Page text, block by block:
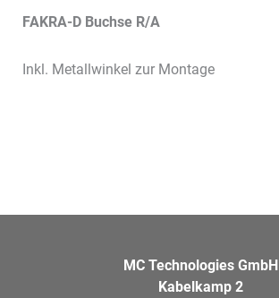
FAKRA-D Buchse R/A
Inkl. Metallwinkel zur Montage
MC Technologies GmbH
Kabelkamp 2